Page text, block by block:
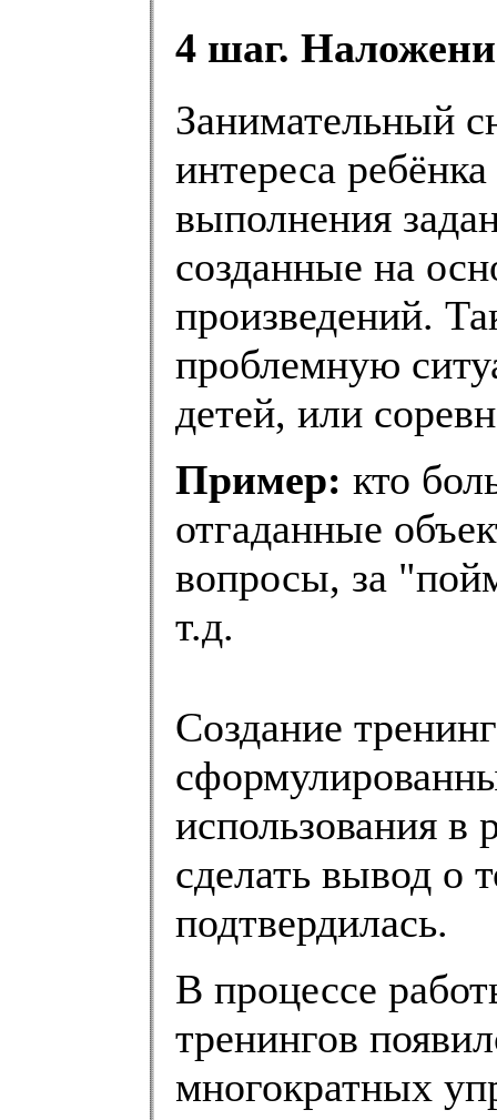
4 шаг.
Занимательный
интереса
выполнения
созданные на
произведений.
проблемную
детей, или
Пример: кто
отгаданные
вопросы, за
т.д.
Создание
использования в
сделать вывод о
подтвердилась.
В процессе
тренингов
многократных